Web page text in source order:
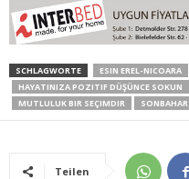
SCHLAGWORTE ESIN EREL-NICOARA
HAYATINIZA POZITIF DÜŞÜNCE SOKUN
MUTLULUK BIR SEÇIMDIR
SONBAHAR
Teilen